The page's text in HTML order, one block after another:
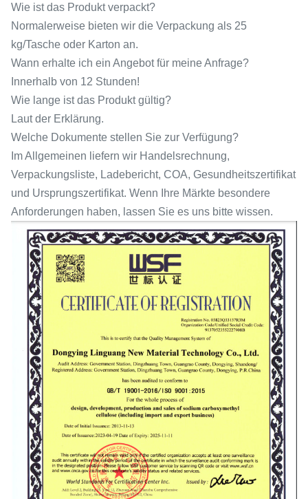
Wie ist das Produkt verpackt?
Normalerweise bieten wir die Verpackung als 25
kg/Tasche oder Karton an.
Wann erhalte ich ein Angebot für meine Anfrage?
Innerhalb von 12 Stunden!
Wie lange ist das Produkt gültig?
Laut der Erklärung.
Welche Dokumente stellen Sie zur Verfügung?
Im Allgemeinen liefern wir Handelsrechnung,
Verpackungsliste, Ladebericht, COA, Gesundheitszertifikat
und Ursprungszertifikat. Wenn Ihre Märkte besondere
Anforderungen haben, lassen Sie es uns bitte wissen.